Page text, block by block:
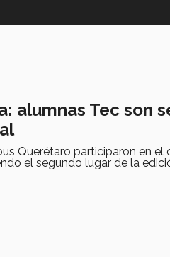
alumnas Tec son
Querétaro participaron en
el segundo lugar de la